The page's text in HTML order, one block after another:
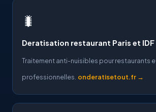
🐛
Deratisation restaurant Paris et IDF
Traitement anti-nuisibles pour restaurants
professionnelles. onderatisetout.fr →